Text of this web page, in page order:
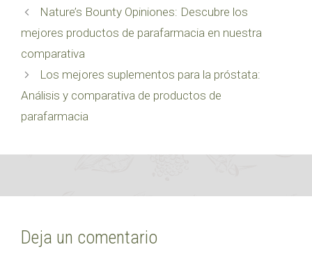
Nature’s Bounty Opiniones: Descubre los
mejores productos de parafarmacia en nuestra
comparativa
Los mejores suplementos para la próstata:
Análisis y comparativa de productos de
parafarmacia
Deja un comentario